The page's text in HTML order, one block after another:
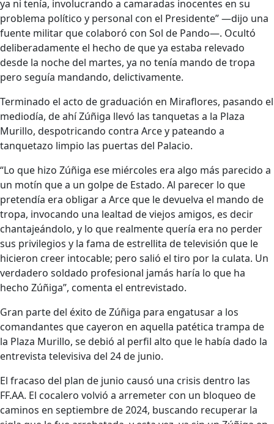
ya ni tenía, involucrando a camaradas inocentes en su
problema político y personal con el Presidente” —dijo una
fuente militar que colaboró con Sol de Pando—. Ocultó
deliberadamente el hecho de que ya estaba relevado
desde la noche del martes, ya no tenía mando de tropa
pero seguía mandando, delictivamente.
Terminado el acto de graduación en Miraflores, pasando el
mediodía, de ahí Zúñiga llevó las tanquetas a la Plaza
Murillo, despotricando contra Arce y pateando a
tanquetazo limpio las puertas del Palacio.
“Lo que hizo Zúñiga ese miércoles era algo más parecido a
un motín que a un golpe de Estado. Al parecer lo que
pretendía era obligar a Arce que le devuelva el mando de
tropa, invocando una lealtad de viejos amigos, es decir
chantajeándolo, y lo que realmente quería era no perder
sus privilegios y la fama de estrellita de televisión que le
hicieron creer intocable; pero salió el tiro por la culata. Un
verdadero soldado profesional jamás haría lo que ha
hecho Zúñiga”, comenta el entrevistado.
Gran parte del éxito de Zúñiga para engatusar a los
comandantes que cayeron en aquella patética trampa de
la Plaza Murillo, se debió al perfil alto que le había dado la
entrevista televisiva del 24 de junio.
El fracaso del plan de junio causó una crisis dentro las
FF.AA. El cocalero volvió a arremeter con un bloqueo de
caminos en septiembre de 2024, buscando recuperar la